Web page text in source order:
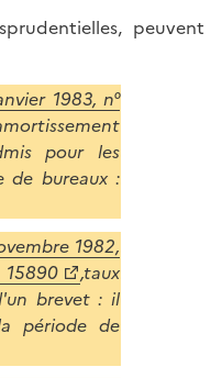
peuvent
1983, n°
pour les
de bureaux :
1982,
,taux
brevet : il
période de